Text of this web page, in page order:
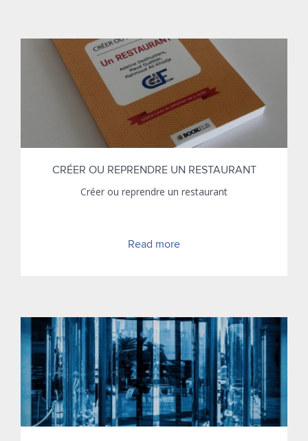
CRÉER OU REPRENDRE UN RESTAURANT
Créer ou reprendre un restaurant
Read more